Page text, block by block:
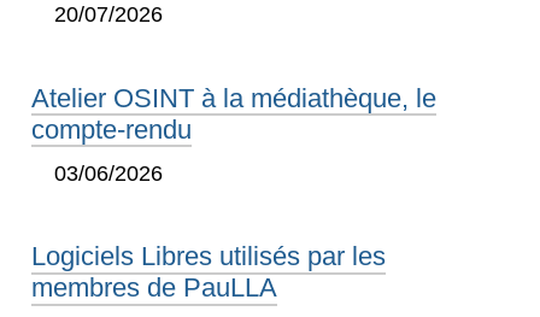
20/07/2026
Atelier OSINT à la médiathèque, le
compte-rendu
03/06/2026
Logiciels Libres utilisés par les
membres de PauLLA